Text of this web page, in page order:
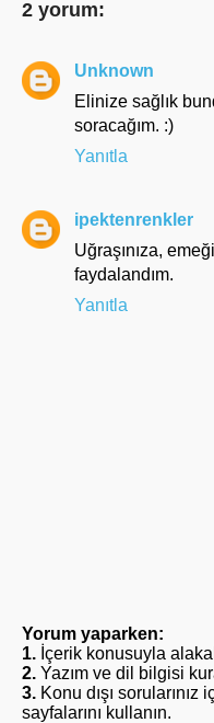
2 yorum:
Unknown
Elinize sağlık
soracağım. :)
Yanıtla
ipektenrenkler
Uğraşınıza,
faydalandım.
Yanıtla
Yorum yaparken:
1. İçerik konusuyla
2. Yazım ve dil bilgisi
3. Konu dışı sorularınız
sayfalarını kullanın.